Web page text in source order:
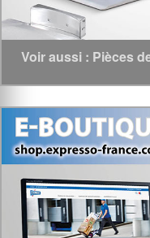
Voir aussi : Pièces